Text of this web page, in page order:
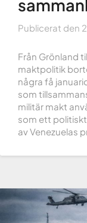
Publicerat den
Från Grönland
maktpolitik
några få
som
militär makt
som ett
av Venezuelas